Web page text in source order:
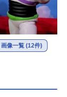
画像一覧 (12件)